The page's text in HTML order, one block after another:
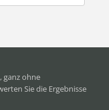
ganz ohne
Sie die Ergebnisse